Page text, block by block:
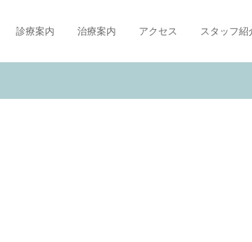
診療案内 治療案内 アクセス スタッフ紹